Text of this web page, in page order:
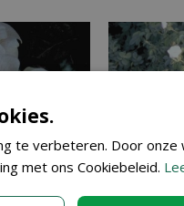
te verbeteren. Door onze
met ons Cookiebeleid.